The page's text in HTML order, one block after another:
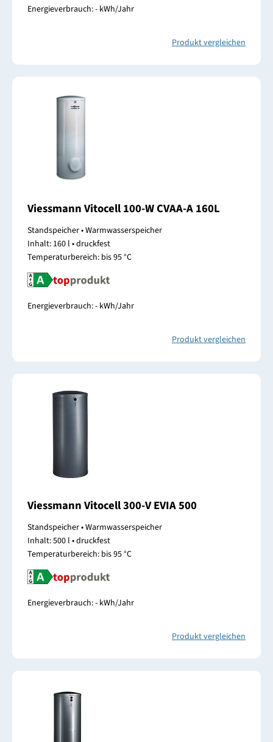
Energieverbrauch: - kWh/Jahr
Produkt vergleichen
Viessmann Vitocell 100-W CVAA-A 160L
Standspeicher • Warmwasserspeicher
Inhalt: 160 l • druckfest
Temperaturbereich: bis 95 °C
Energieverbrauch: - kWh/Jahr
Produkt vergleichen
Viessmann Vitocell 300-V EVIA 500
Standspeicher • Warmwasserspeicher
Inhalt: 500 l • druckfest
Temperaturbereich: bis 95 °C
Energieverbrauch: - kWh/Jahr
Produkt vergleichen